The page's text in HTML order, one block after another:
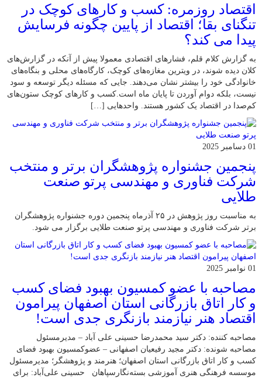
اقتصاد روزمره: کسب‌ و کارهای کوچک در
تنگنای بقا؛ اقتصاد از پایین چگونه فرسایش
پیدا می کند؟
به گزارش کلام قلم، فشارهای اقتصادی معمولا پیش از آنکه در گزارش‌های
کلان دیده شوند، در ویترین مغازه‌های کوچک، کارگاه‌های محلی و بنگاه‌های
خانوادگی خود را بیشتر نشان می‌دهند. جایی که مسئله دیگر توسعه و سود
نیست، بلکه دوام آوردن تا پایان ماه است.کسب‌ و کارهای کوچک ستون‌های
کم‌صدا در اقتصاد یک کشور هستند. واحدهایی […]
01 دسامبر 2025
پنجمین جشنواره پژوهشگران برتر و منتخب
شرکت فناوری و مهندسی پرتو صنعت
طلایی
به مناسبت روز پژوهش در ۲۵ آذرماه پنجمین دوره جشنواره پژوهشگران
برتر شرکت فناوری و مهندسی پرتو صنعت طلایی برگزار می شود.
01 نوامبر 2025
مصاحبه با عضو کمسیون بهبود فضای کسب
و کار اتاق بازرگانی استان اصفهان پیرامون
اقتصاد هنر نیازمند بازنگری جدی است!
مصاحبه کننده: دکتر سید محمدرضا حسینی علی آباد – مدیرمسئول
مصاحبه شونده: دکتر مجید رفیعیان اصفهانی – عضوکمسیون بهبود فضای
کسب و کار اتاق بازرگانی استان اصفهان؛ هنرمند و پژوهشگر؛ ‌مدیرمسئول
موسسه فرهنگی هنری آموزشی بسته‌نگارسپاهان حسینی علی‌آباد: برای